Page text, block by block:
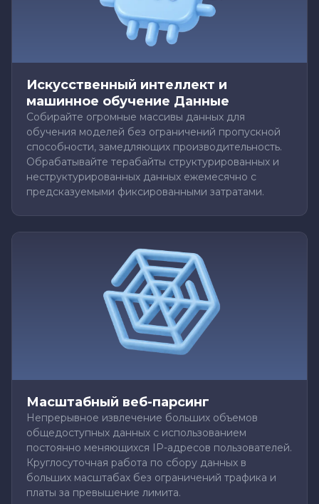
Искусственный интеллект и
машинное обучение Данные
Собирайте огромные массивы данных для
обучения моделей без ограничений пропускной
способности, замедляющих производительность.
Обрабатывайте терабайты структурированных и
неструктурированных данных ежемесячно с
предсказуемыми фиксированными затратами.
Масштабный веб-парсинг
Непрерывное извлечение больших объемов
общедоступных данных с использованием
постоянно меняющихся IP-адресов пользователей.
Круглосуточная работа по сбору данных в
больших масштабах без ограничений трафика и
платы за превышение лимита.